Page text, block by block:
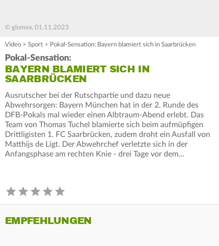
© glomex, 01.11.2023
Video > Sport > Pokal-Sensation: Bayern blamiert sich in Saarbrücken
Pokal-Sensation:
BAYERN BLAMIERT SICH IN
SAARBRÜCKEN
Ausrutscher bei der Rutschpartie und dazu neue
Abwehrsorgen: Bayern München hat in der 2. Runde des
DFB-Pokals mal wieder einen Albtraum-Abend erlebt. Das
Team von Thomas Tuchel blamierte sich beim aufmüpfigen
Drittligisten 1. FC Saarbrücken, zudem droht ein Ausfall von
Matthijs de Ligt. Der Abwehrchef verletzte sich in der
Anfangsphase am rechten Knie - drei Tage vor dem…
EMPFEHLUNGEN